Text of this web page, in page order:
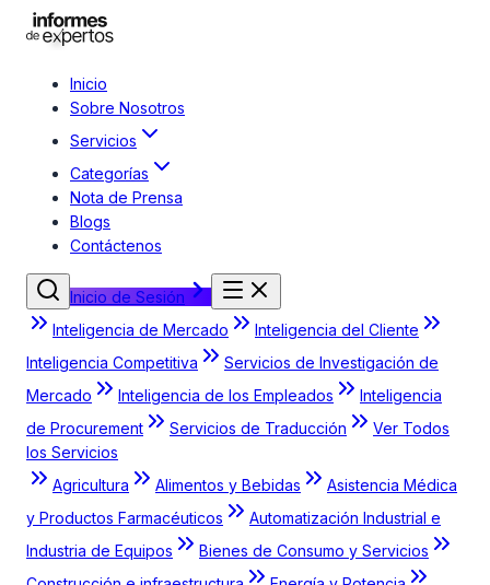
Inicio
Sobre Nosotros
Servicios
Categorías
Nota de Prensa
Blogs
Contáctenos
Inicio de Sesión
Inteligencia de Mercado
Inteligencia del Cliente
Inteligencia Competitiva
Servicios de Investigación de
Mercado
Inteligencia de los Empleados
Inteligencia
de Procurement
Servicios de Traducción
Ver Todos
los Servicios
Agricultura
Alimentos y Bebidas
Asistencia Médica
y Productos Farmacéuticos
Automatización Industrial e
Industria de Equipos
Bienes de Consumo y Servicios